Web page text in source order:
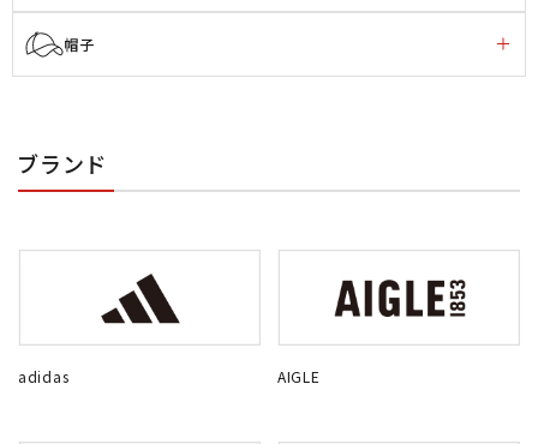
帽子
ブランド
adidas AIGLE